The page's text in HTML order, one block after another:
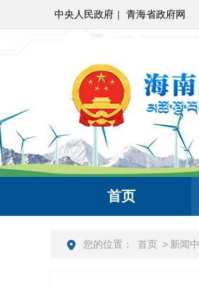
中央人民政府 | 青海省政府网
首页
您的位置： 首页 > 新闻